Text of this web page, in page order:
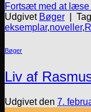
Fortsæt med at læse
Udgivet Bøger
eksemplar,noveller,
Bøger
Liv af
Udgivet den 7.